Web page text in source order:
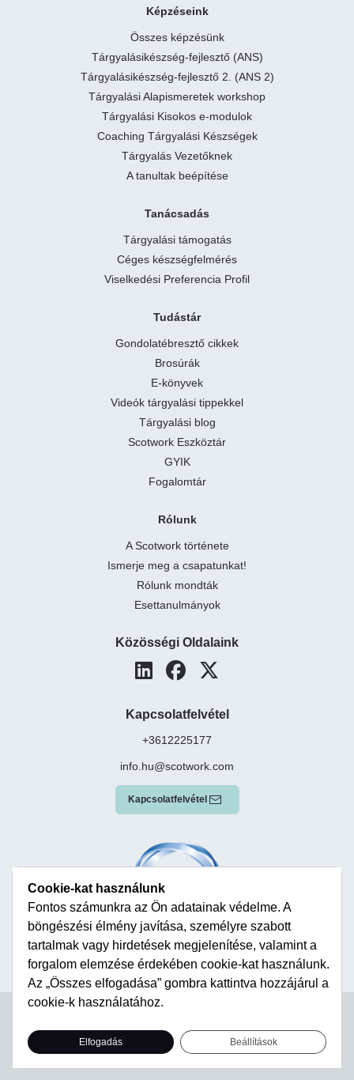
Képzéseink
Összes képzésünk
Tárgyalásikészség-fejlesztő (ANS)
Tárgyalásikészség-fejlesztő 2. (ANS 2)
Tárgyalási Alapismeretek workshop
Tárgyalási Kisokos e-modulok
Coaching Tárgyalási Készségek
Tárgyalás Vezetőknek
A tanultak beépítése
Tanácsadás
Tárgyalási támogatás
Céges készségfelmérés
Viselkedési Preferencia Profil
Tudástár
Gondolatébresztő cikkek
Brosúrák
E-könyvek
Videók tárgyalási tippekkel
Tárgyalási blog
Scotwork Eszköztár
GYIK
Fogalomtár
Rólunk
A Scotwork története
Ismerje meg a csapatunkat!
Rólunk mondták
Esettanulmányok
Közösségi Oldalaink
Kapcsolatfelvétel
+3612225177
info.hu@scotwork.com
Kapcsolatfelvétel
Sitemap
© Scotwork Limited 2026
Cookie-kat használunk
Fontos számunkra az Ön adatainak védelme. A
böngészési élmény javítása, személyre szabott
tartalmak vagy hirdetések megjelenítése, valamint a
forgalom elemzése érdekében cookie-kat használunk.
Az „Összes elfogadása” gombra kattintva hozzájárul a
cookie-k használatához.
Elfogadás Beállítások